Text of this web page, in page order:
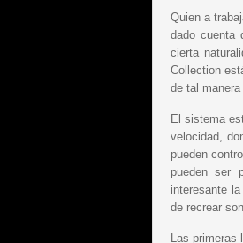
Quien a
dado cuenta
cierta
Collection
de tal
El sistema
velocidad,
pueden
pueden ser
interesante
de recrear
Las primeras